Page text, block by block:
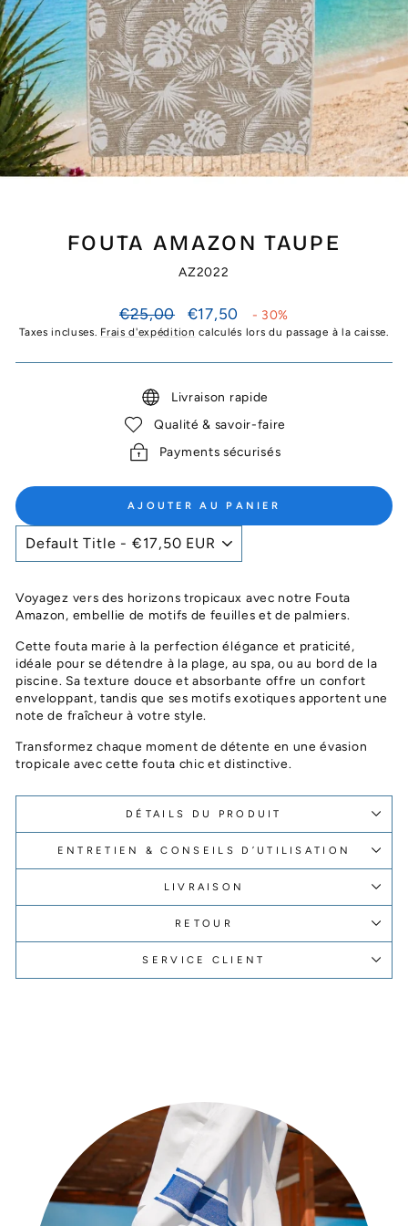
FOUTA AMAZON TAUPE
AZ2022
Prix
régulier
€25,00
Prix
réduit
€17,50 - 30%
Taxes incluses. Frais d'expédition calculés lors du passage à la caisse.
Livraison rapide
Qualité & savoir-faire
Payments sécurisés
AJOUTER AU PANIER
Voyagez vers des horizons tropicaux avec notre Fouta
Amazon, embellie de motifs de feuilles et de palmiers.
Cette fouta marie à la perfection élégance et praticité,
idéale pour se détendre à la plage, au spa, ou au bord de la
piscine. Sa texture douce et absorbante offre un confort
enveloppant, tandis que ses motifs exotiques apportent une
note de fraîcheur à votre style.
Transformez chaque moment de détente en une évasion
tropicale avec cette fouta chic et distinctive.
DÉTAILS DU PRODUIT
ENTRETIEN & CONSEILS D’UTILISATION
LIVRAISON
RETOUR
SERVICE CLIENT